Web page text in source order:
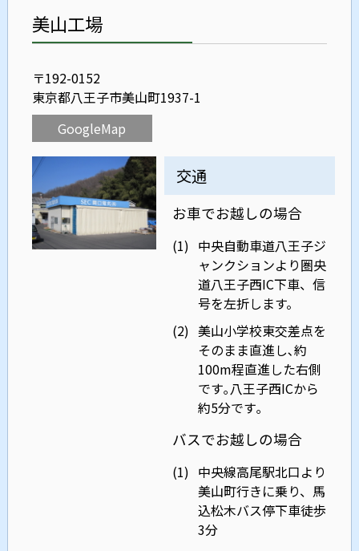
美山工場
〒192-0152
東京都八王子市美山町1937-1
GoogleMap
交通
お車でお越しの場合
(1) 中央自動車道八王子ジ
ャンクションより圏央
道八王子西IC下車、信
号を左折します。
(2) 美山小学校東交差点を
そのまま直進し､約
100m程直進した右側
です｡八王子西ICから
約5分です｡
バスでお越しの場合
(1) 中央線高尾駅北口より
美山町行きに乗り、馬
込松木バス停下車徒歩
3分